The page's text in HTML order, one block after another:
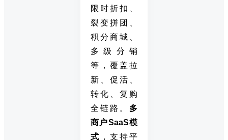
限时折扣、
裂变拼团、
积分商城、
多级分销
等，覆盖拉
新、促活、
转化、复购
全链路。 多
商户SaaS模
式 ，支持平